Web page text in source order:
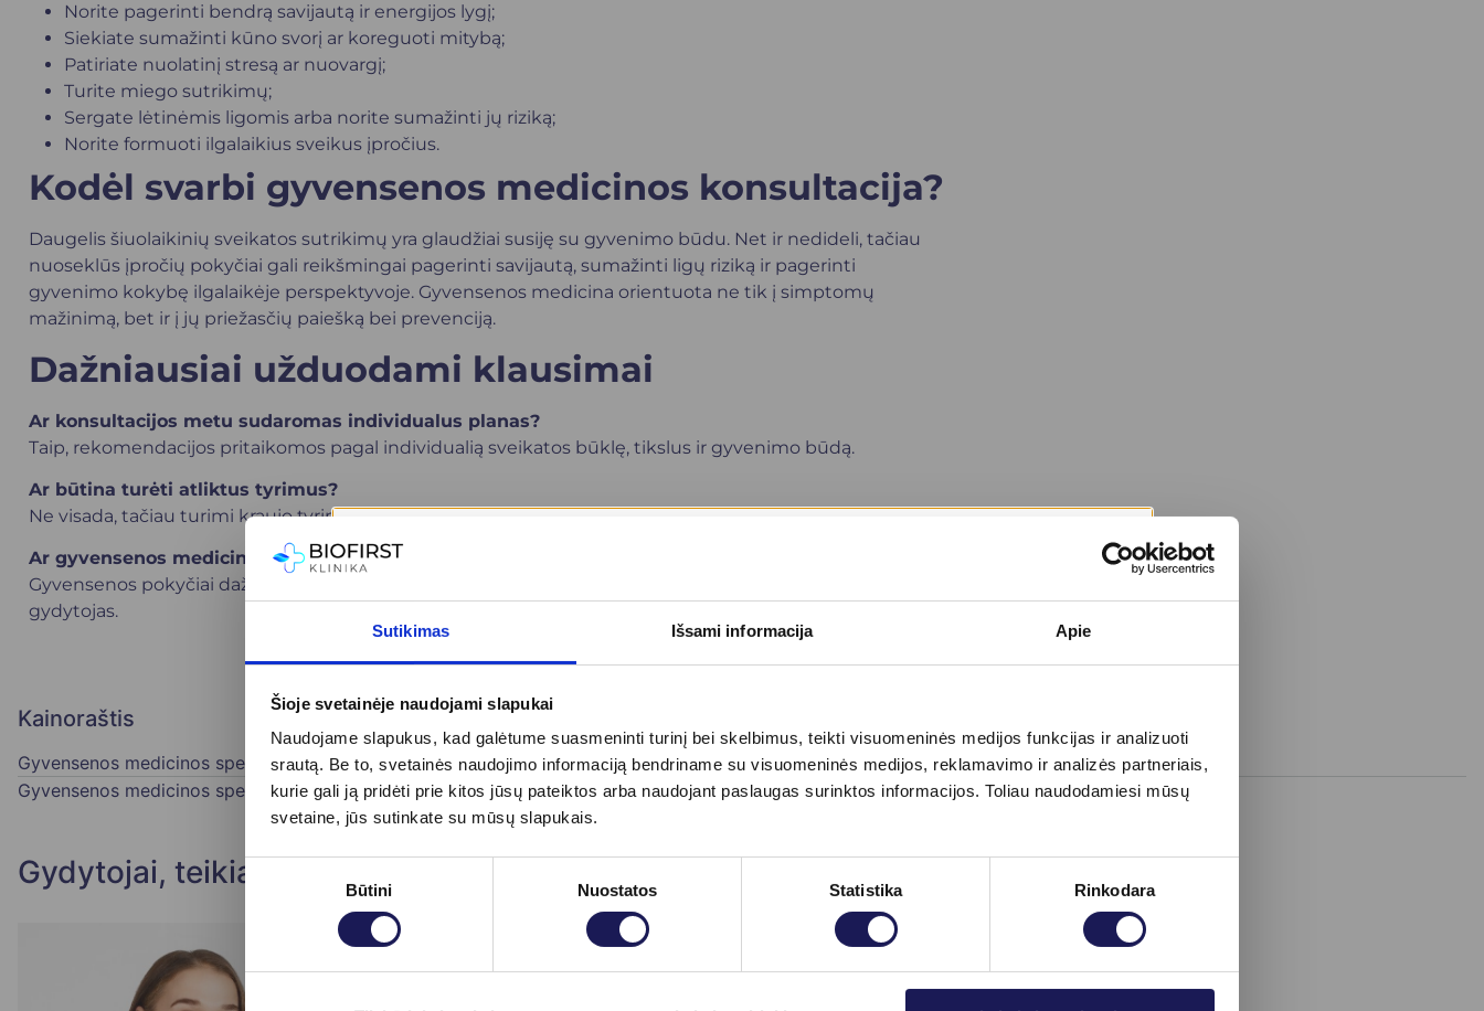
Sutikimas Išsami informacija Apie
Šioje svetainėje naudojami slapukai
Naudojame slapukus, kad galėtume suasmeninti turinį bei skelbimus, teikti visuomeninės medijos funkcijas ir analizuoti
srautą. Be to, svetainės naudojimo informaciją bendriname su visuomeninės medijos, reklamavimo ir analizės partneriais,
kurie gali ją pridėti prie kitos jūsų pateiktos arba naudojant paslaugas surinktos informacijos. Toliau naudodamiesi mūsų
svetaine, jūs sutinkate su mūsų slapukais.
Sutikimo
Būtini Nuostatos Statistika Rinkodara
Norite pagerinti bendrą savijautą ir energijos lygį;
Siekiate sumažinti kūno svorį ar koreguoti mitybą;
Patiriate nuolatinį stresą ar nuovargį;
Turite miego sutrikimų;
Sergate lėtinėmis ligomis arba norite sumažinti jų riziką;
Norite formuoti ilgalaikius sveikus įpročius.
Kodėl svarbi gyvensenos medicinos konsultacija?
Daugelis šiuolaikinių sveikatos sutrikimų yra glaudžiai susiję su gyvenimo būdu. Net ir nedideli, tačiau
nuoseklūs įpročių pokyčiai gali reikšmingai pagerinti savijautą, sumažinti ligų riziką ir pagerinti
gyvenimo kokybę ilgalaikėje perspektyvoje. Gyvensenos medicina orientuota ne tik į simptomų
mažinimą, bet ir į jų priežasčių paiešką bei prevenciją.
Dažniausiai užduodami klausimai
Ar konsultacijos metu sudaromas individualus planas?
Taip, rekomendacijos pritaikomos pagal individualią sveikatos būklę, tikslus ir gyvenimo būdą.
Ar būtina turėti atliktus tyrimus?
Ne visada, tačiau turimi kraujo tyrimai ar kita medicininė informacija gali padėti tiksliau įvertinti situaciją.
Ar gyvensenos medicina gali pakeisti gydymą vaistais?
Gyvensenos pokyčiai dažnai tampa svarbia gydymo dalimi, tačiau dėl vaistų vartojimo visada sprendžia
gydytojas.
Kainoraštis
Gyvensenos medicinos specialisto konsultacija 55 €
Gyvensenos medicinos specialisto pakartotinė konsultacija 35 €
Gydytojai, teikiantys paslaugą
Skaityti daugiau